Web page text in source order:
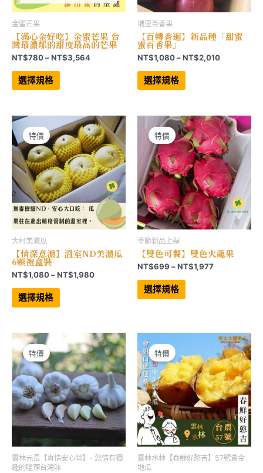
金蜜芒果
【滿心金好吃】金蜜芒果 台
灣最濃郁的甜度最高的芒果
NT$780–NT$3,564價
NT$3,564
選擇規格
此
品
式。
可
在
產
品
頁
面
選
擇
選
項
埔里百香果
【百轉香迴】新品種「甜蜜
蜜百香果」
NT$1,080–NT$2,010價
NT$2,010
選擇規格
此
品
款
式。
可
在
產
品
頁
面
選
擇
選
項
特價
大村美濃瓜
【情深意濃】溫室ND美濃瓜
6顆禮盒裝
NT$1,080–NT$1,980價
NT$1,980
選擇規格
此
品
式。
可
在
產
品
頁
面
選
擇
選
項
特價
季節新品上架
【雙色可餐】雙色火龍果
NT$699 –NT$1,977價
選擇規格
此
品
在
產
品
頁
面
選
擇
選
項
特價
雲林元長【真情安心蒜】- 您情有獨
鍾的嗆辣台灣味
特價
雲林水林【春鮮好憨吉】57號黃金
地瓜